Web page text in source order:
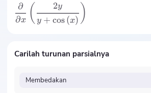
∂x
∂ ( y + cos(x)
2y )
Carilah turunan parsialnya
Membedakan